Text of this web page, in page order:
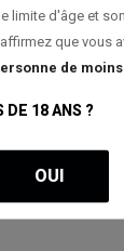
limite d'âge et
que vous
de moins
DE 18 ANS ?
OUI